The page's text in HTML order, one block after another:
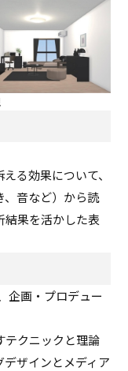
る効果について、
、音など）から読
結果を活かした表
企画・プロデュー
テクニックと理論
ザインとメディア